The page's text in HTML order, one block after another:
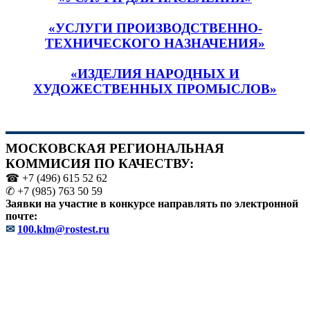
«УСЛУГИ ПРОИЗВОДСТВЕННО-
ТЕХНИЧЕСКОГО НАЗНАЧЕНИЯ»
«ИЗДЕЛИЯ НАРОДНЫХ И
ХУДОЖЕСТВЕННЫХ ПРОМЫСЛОВ»
МОСКОВСКАЯ РЕГИОНАЛЬНАЯ
КОММИСИЯ ПО КАЧЕСТВУ:
☎ +7 (496) 615 52 62
✆ +7 (985) 763 50 59
Заявки на участие в конкурсе направлять по электронной
почте:
✉ 100.klm@rostest.ru